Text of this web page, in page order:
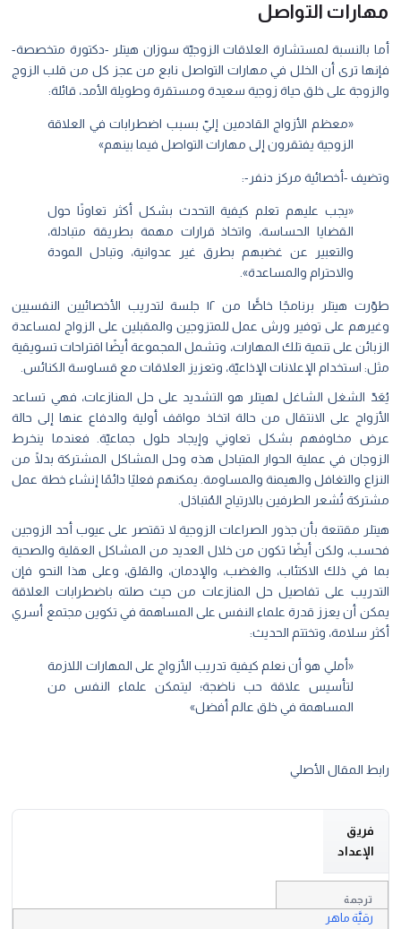
مهارات التواصل
أما بالنسبة لمستشارة العلاقات الزوجيّة سوزان هيتلر -دكتورة متخصصة-
فإنها ترى أن الخلل في مهارات التواصل نابع من عجز كل من قلب الزوج
والزوجة على خلق حياة زوجية سعيدة ومستقرة وطويلة الأمد، قائلة:
«معظم الأزواج القادمين إليّ بسبب اضطرابات في العلاقة
الزوجية يفتقرون إلى مهارات التواصل فيما بينهم»
وتضيف -أخصائية مركز دنفر-:
«يجب عليهم تعلم كيفية التحدث بشكل أكثر تعاونًا حول
القضايا الحساسة، واتخاذ قرارات مهمة بطريقة متبادلة،
والتعبير عن غضبهم بطرق غير عدوانية، وتبادل المودة
والاحترام والمساعدة».
طوّرت هيتلر برنامجًا خاصًّا من ١٢ جلسة لتدريب الأخصائيين النفسيين
وغيرهم على توفير ورش عمل للمتزوجين والمقبلين على الزواج لمساعدة
الزبائن على تنمية تلك المهارات، وتشمل المجموعة أيضًا اقتراحات تسويقية
مثل: استخدام الإعلانات الإذاعيّة، وتعزيز العلاقات مع قساوسة الكنائس.
يُعَدّ الشغل الشاغل لهيتلر هو التشديد على حل المنازعات، فهي تساعد
الأزواج على الانتقال من حالة اتخاذ مواقف أولية والدفاع عنها إلى حالة
عرض مخاوفهم بشكل تعاوني وإيجاد حلول جماعيّة. فعندما ينخرط
الزوجان في عملية الحوار المتبادل هذه وحل المشاكل المشتركة بدلًا من
النزاع والتغافل والهيمنة والمساومة. يمكنهم فعليًا دائمًا إنشاء خطة عمل
مشتركة تُشعر الطرفين بالارتياح المُتبادَل.
هيتلر مقتنعة بأن جذور الصراعات الزوجية لا تقتصر على عيوب أحد الزوجين
فحسب، ولكن أيضًا تكون من خلال العديد من المشاكل العقلية والصحية
بما في ذلك الاكتئاب، والغضب، والإدمان، والقلق، وعلى هذا النحو فإن
التدريب على تفاصيل حل المنازعات من حيث صلته باضطرابات العلاقة
يمكن أن يعزز قدرة علماء النفس على المساهمة في تكوين مجتمع أسري
أكثر سلامة، وتختتم الحديث:
«أملي هو أن نعلم كيفية تدريب الأزواج على المهارات اللازمة
لتأسيس علاقة حب ناضجة؛ ليتمكن علماء النفس من
المساهمة في خلق عالم أفضل»
رابط المقال الأصلي
فريق
الإعداد
ترجمة
رقيَّة ماهر